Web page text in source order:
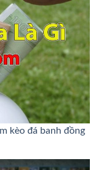
kèo đá banh đồng